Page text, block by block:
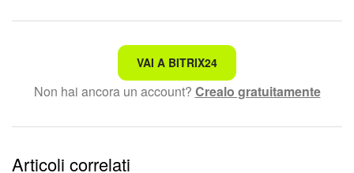
Firma elettronica
Firma elettronica per HR
Automazione
Flussi di lavoro
Non è quello che sto cercando.
Testo complesso e incomprensibile
Le informazioni sono obsolete.
Troppo breve, ho bisogno di maggiori informazioni.
VAI A BITRIX24
Non hai ancora un account? Crealo gratuitamente
Articoli correlati